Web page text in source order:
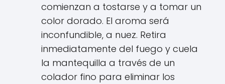
comienzan a tostarse y a tomar un
color dorado. El aroma será
inconfundible, a nuez. Retira
inmediatamente del fuego y cuela
la mantequilla a través de un
colador fino para eliminar los